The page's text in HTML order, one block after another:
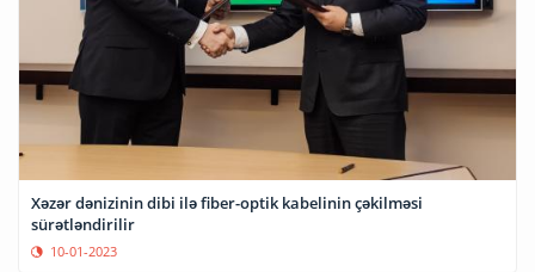
Xəzər dənizinin dibi ilə fiber-optik kabelinin çəkilməsi
sürətləndirilir
10-01-2023